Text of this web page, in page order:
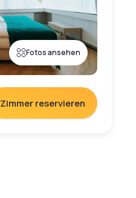
Fotos ansehen
Zimmer reservieren